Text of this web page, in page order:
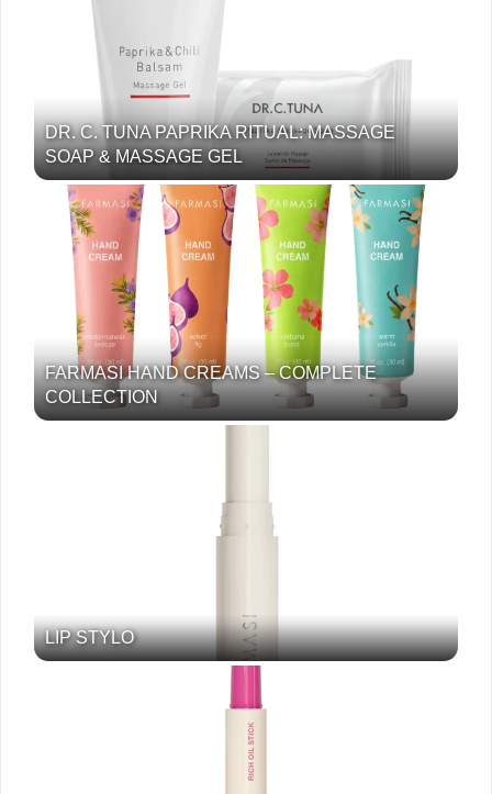
DR. C. TUNA PAPRIKA RITUAL: MASSAGE
SOAP & MASSAGE GEL
FARMASI HAND CREAMS – COMPLETE
COLLECTION
LIP STYLO